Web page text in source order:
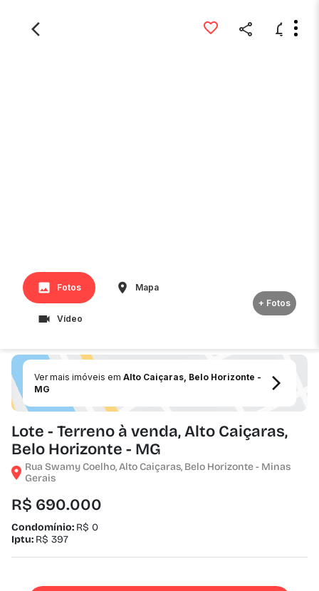
Fotos Mapa
Vídeo
+ Fotos
Ver mais imóveis em Alto Caiçaras, Belo Horizonte -
MG
Lote - Terreno à venda, Alto Caiçaras,
Belo Horizonte - MG
Rua Swamy Coelho, Alto Caiçaras, Belo Horizonte - Minas
Gerais
R$ 690.000
Condomínio: R$ 0
Iptu: R$ 397